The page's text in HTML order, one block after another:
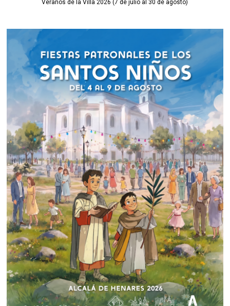
Veranos de la Villa 2026 (7 de julio al 30 de agosto)